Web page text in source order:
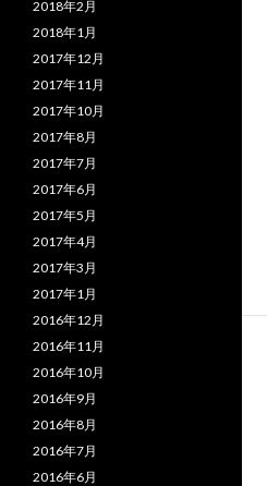
2018年2月
2018年1月
2017年12月
2017年11月
2017年10月
2017年8月
2017年7月
2017年6月
2017年5月
2017年4月
2017年3月
2017年1月
2016年12月
2016年11月
2016年10月
2016年9月
2016年8月
2016年7月
2016年6月